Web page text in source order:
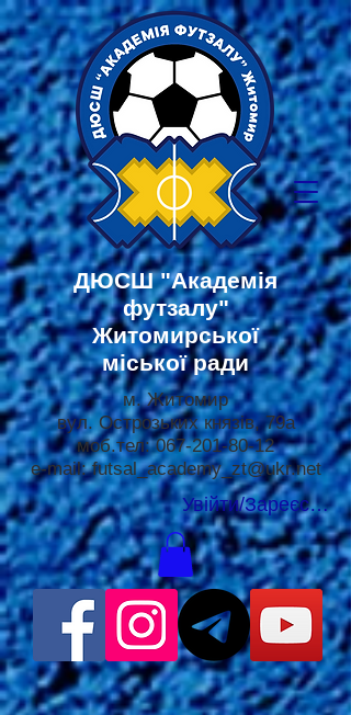
ДЮСШ"Академія
футзалу"
Житомирської
міської ради
Увійти/
м. Житомир
вул. Острозьких князів, 79а
моб.тел:067-201-80-12
e-mail:futsal_academy_zt@ukr.net